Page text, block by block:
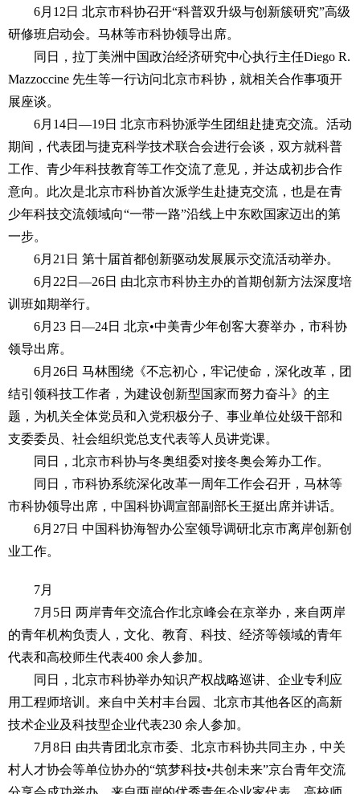
6月12日 北京市科协召开“科普双升级与创新簇研究”高级
研修班启动会。马林等市科协领导出席。
同日，拉丁美洲中国政治经济研究中心执行主任Diego R.
Mazzoccine 先生等一行访问北京市科协，就相关合作事项开
展座谈。
6月14日—19日 北京市科协派学生团组赴捷克交流。活动
期间，代表团与捷克科学技术联合会进行会谈，双方就科普
工作、青少年科技教育等工作交流了意见，并达成初步合作
意向。此次是北京市科协首次派学生赴捷克交流，也是在青
少年科技交流领域向“一带一路”沿线上中东欧国家迈出的第
一步。
6月21日 第十届首都创新驱动发展展示交流活动举办。
6月22日—26日 由北京市科协主办的首期创新方法深度培
训班如期举行。
6月23 日—24日 北京•中美青少年创客大赛举办，市科协
领导出席。
6月26日 马林围绕《不忘初心，牢记使命，深化改革，团
结引领科技工作者，为建设创新型国家而努力奋斗》的主
题，为机关全体党员和入党积极分子、事业单位处级干部和
支委委员、社会组织党总支代表等人员讲党课。
同日，北京市科协与冬奥组委对接冬奥会筹办工作。
同日，市科协系统深化改革一周年工作会召开，马林等
市科协领导出席，中国科协调宣部副部长王挺出席并讲话。
6月27日 中国科协海智办公室领导调研北京市离岸创新创
业工作。
7月
7月5日 两岸青年交流合作北京峰会在京举办，来自两岸
的青年机构负责人，文化、教育、科技、经济等领域的青年
代表和高校师生代表400 余人参加。
同日，北京市科协举办知识产权战略巡讲、企业专利应
用工程师培训。来自中关村丰台园、北京市其他各区的高新
技术企业及科技型企业代表230 余人参加。
7月8日 由共青团北京市委、北京市科协共同主办，中关
村人才协会等单位协办的“筑梦科技•共创未来”京台青年交流